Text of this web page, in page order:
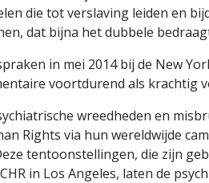
die tot verslaving leiden en
dat bijna het dubbele
in mei 2014 bij de New
voortdurend als krachtig
wreedheden en
Rights via hun wereldwijde
tentoonstellingen, die zijn
in Los Angeles, laten de